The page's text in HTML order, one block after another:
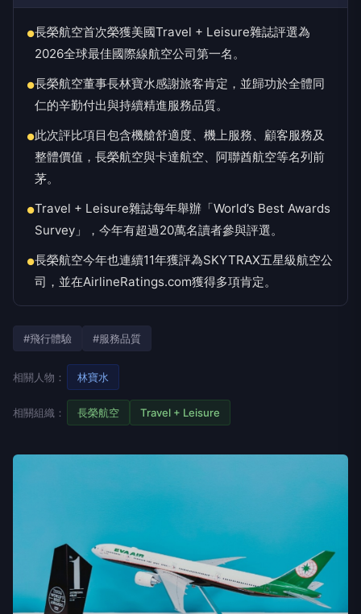
●長榮航空首次榮獲美國Travel + Leisure雜誌評選為
2026全球最佳國際線航空公司第一名。
●長榮航空董事長林寶水感謝旅客肯定，並歸功於全體同
仁的辛勤付出與持續精進服務品質。
●此次評比項目包含機艙舒適度、機上服務、顧客服務及
整體價值，長榮航空與卡達航空、阿聯酋航空等名列前
茅。
●Travel + Leisure雜誌每年舉辦「World’s Best Awards
Survey」，今年有超過20萬名讀者參與評選。
●長榮航空今年也連續11年獲評為SKYTRAX五星級航空公
司，並在AirlineRatings.com獲得多項肯定。
#飛行體驗 #服務品質
相關人物： 林寶水
相關組織： 長榮航空 Travel + Leisure